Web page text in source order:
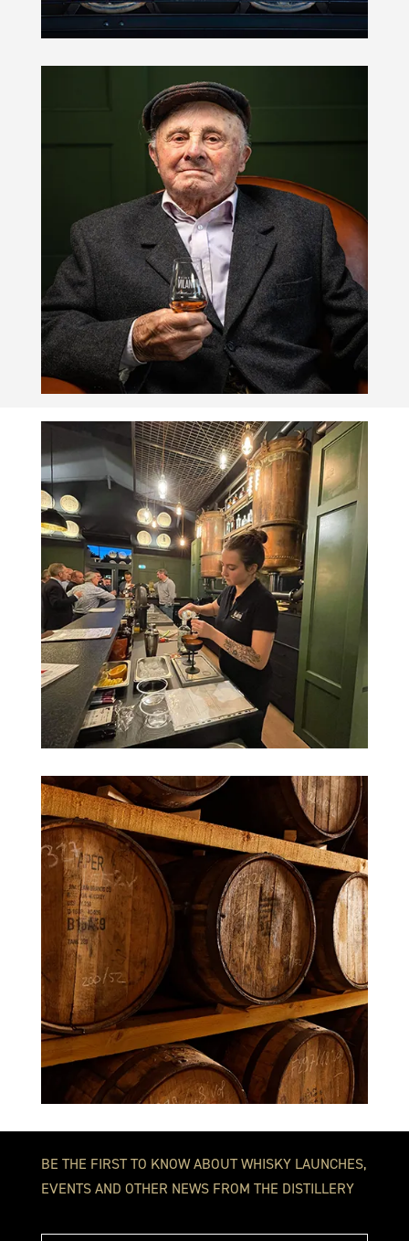
BE THE FIRST TO KNOW ABOUT WHISKY LAUNCHES,
EVENTS AND OTHER NEWS FROM THE DISTILLERY